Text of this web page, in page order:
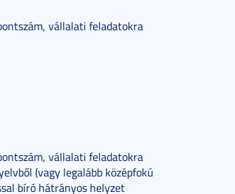
vállalati feladatokra
vállalati feladatokra
(vagy legalább középfokú
bíró hátrányos helyzet